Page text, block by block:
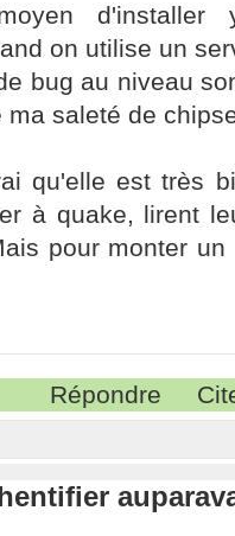
d'installer
on utilise un
bug au niveau
ma saleté de
qu'elle est très
à quake, lirent
pour monter
Répondre